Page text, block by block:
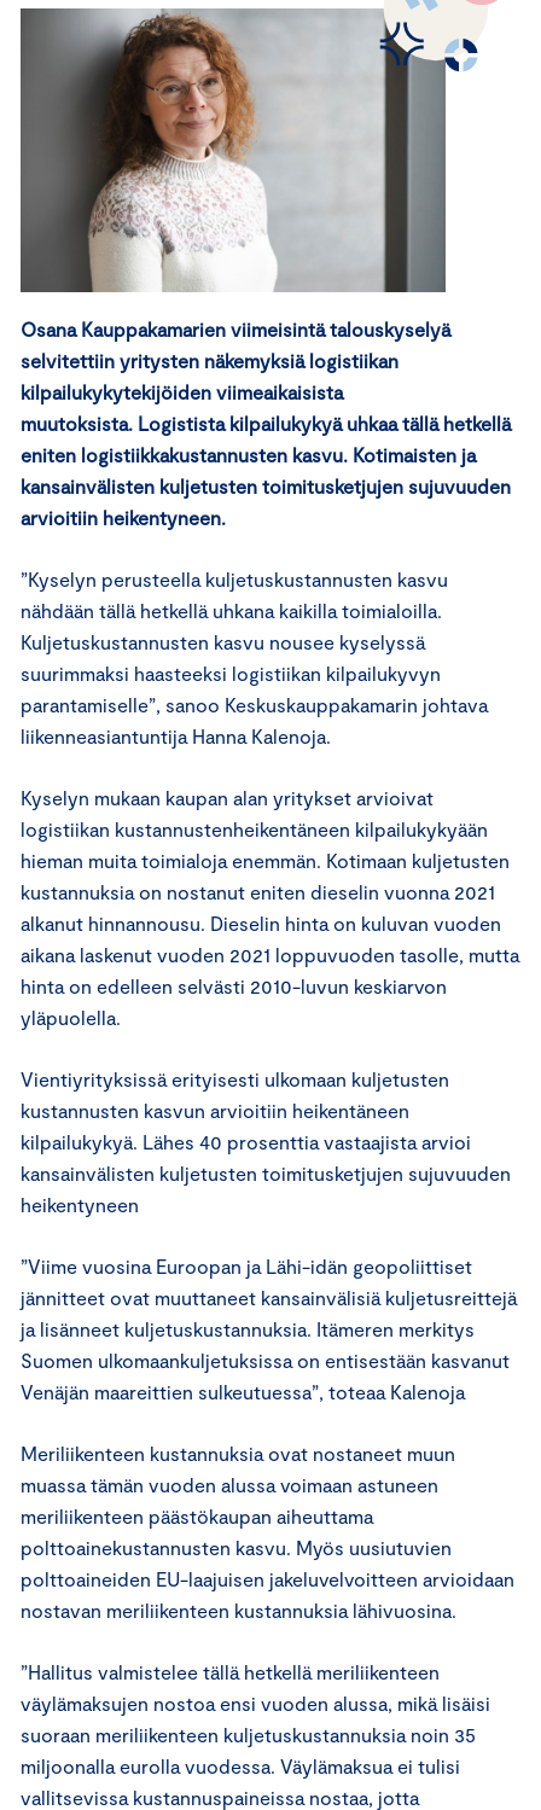
Osana Kauppakamarien viimeisintä talouskyselyä
selvitettiin yritysten näkemyksiä logistiikan
kilpailukykytekijöiden viimeaikaisista
muutoksista. Logistista kilpailukykyä uhkaa tällä hetkellä
eniten logistiikkakustannusten kasvu. Kotimaisten ja
kansainvälisten kuljetusten toimitusketjujen sujuvuuden
arvioitiin heikentyneen.
”Kyselyn perusteella kuljetuskustannusten kasvu
nähdään tällä hetkellä uhkana kaikilla toimialoilla.
Kuljetuskustannusten kasvu nousee kyselyssä
suurimmaksi haasteeksi logistiikan kilpailukyvyn
parantamiselle”, sanoo Keskuskauppakamarin johtava
liikenneasiantuntija Hanna Kalenoja.
Kyselyn mukaan kaupan alan yritykset arvioivat
logistiikan kustannustenheikentäneen kilpailukykyään
hieman muita toimialoja enemmän. Kotimaan kuljetusten
kustannuksia on nostanut eniten dieselin vuonna 2021
alkanut hinnannousu. Dieselin hinta on kuluvan vuoden
aikana laskenut vuoden 2021 loppuvuoden tasolle, mutta
hinta on edelleen selvästi 2010-luvun keskiarvon
yläpuolella.
Vientiyrityksissä erityisesti ulkomaan kuljetusten
kustannusten kasvun arvioitiin heikentäneen
kilpailukykyä. Lähes 40 prosenttia vastaajista arvioi
kansainvälisten kuljetusten toimitusketjujen sujuvuuden
heikentyneen
”Viime vuosina Euroopan ja Lähi-idän geopoliittiset
jännitteet ovat muuttaneet kansainvälisiä kuljetusreittejä
ja lisänneet kuljetuskustannuksia. Itämeren merkitys
Suomen ulkomaankuljetuksissa on entisestään kasvanut
Venäjän maareittien sulkeutuessa”, toteaa Kalenoja
Meriliikenteen kustannuksia ovat nostaneet muun
muassa tämän vuoden alussa voimaan astuneen
meriliikenteen päästökaupan aiheuttama
polttoainekustannusten kasvu. Myös uusiutuvien
polttoaineiden EU-laajuisen jakeluvelvoitteen arvioidaan
nostavan meriliikenteen kustannuksia lähivuosina.
”Hallitus valmistelee tällä hetkellä meriliikenteen
väylämaksujen nostoa ensi vuoden alussa, mikä lisäisi
suoraan meriliikenteen kuljetuskustannuksia noin 35
miljoonalla eurolla vuodessa. Väylämaksua ei tulisi
vallitsevissa kustannuspaineissa nostaa, jotta